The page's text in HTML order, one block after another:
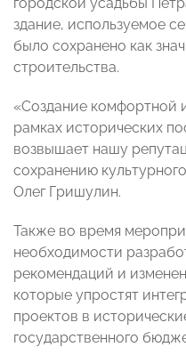
здание, используемое
было сохранено как
строительства.
«Создание комфортной
рамках исторических
возвышает нашу
сохранению
Олег Гришулин.
Также во время
необходимости
рекомендаций и
которые упростят
проектов в
государственного